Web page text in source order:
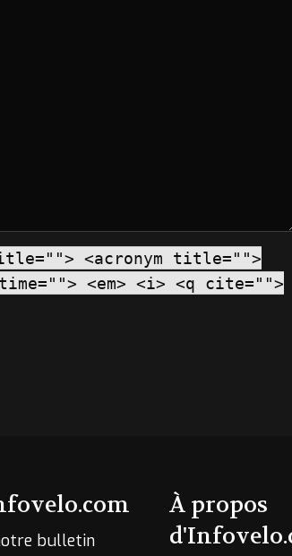
<acronym title="">
<em> <i> <q cite="">
bulletin
À propos